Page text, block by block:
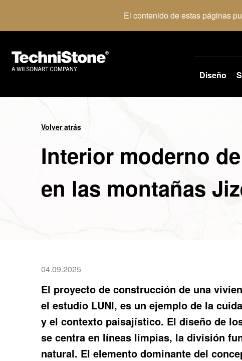
El contenido de estas páginas
Diseño
Volver atrás
Interior moderno
en las montañas
04.09.2025
El proyecto de construcción de una
el estudio LUNI, es un ejemplo de la
y el contexto paisajístico. El diseño de
se centra en líneas limpias, la división
natural. El elemento dominante del